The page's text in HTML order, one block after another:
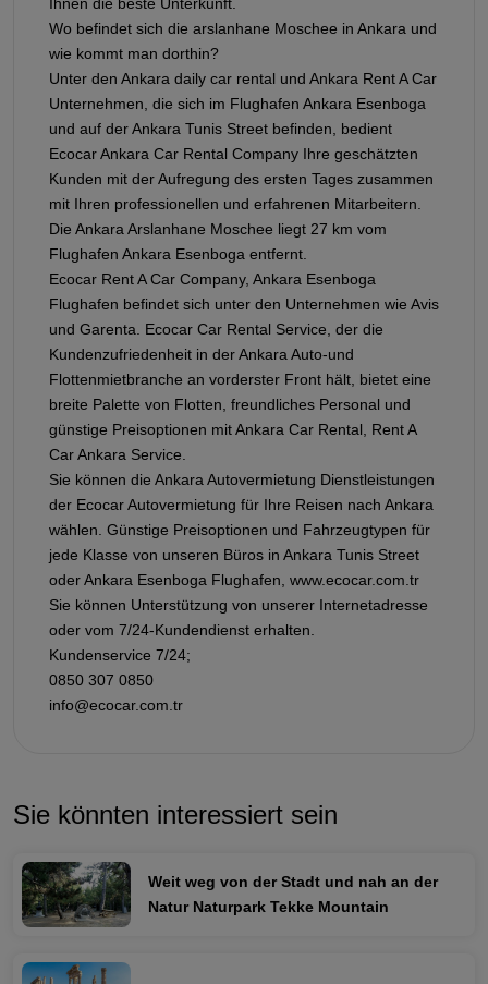
Wo befindet sich die arslanhane Moschee in Ankara und
wie kommt man dorthin?
Unter den Ankara daily car rental und Ankara Rent A Car
Unternehmen, die sich im Flughafen Ankara Esenboga
und auf der Ankara Tunis Street befinden, bedient
Ecocar Ankara Car Rental Company Ihre geschätzten
Kunden mit der Aufregung des ersten Tages zusammen
mit Ihren professionellen und erfahrenen Mitarbeitern.
Die Ankara Arslanhane Moschee liegt 27 km vom
Flughafen Ankara Esenboga entfernt.
Ecocar Rent A Car Company, Ankara Esenboga
Flughafen befindet sich unter den Unternehmen wie Avis
und Garenta. Ecocar Car Rental Service, der die
Kundenzufriedenheit in der Ankara Auto-und
Flottenmietbranche an vorderster Front hält, bietet eine
breite Palette von Flotten, freundliches Personal und
günstige Preisoptionen mit Ankara Car Rental, Rent A
Car Ankara Service.
Sie können die Ankara Autovermietung Dienstleistungen
der Ecocar Autovermietung für Ihre Reisen nach Ankara
wählen. Günstige Preisoptionen und Fahrzeugtypen für
jede Klasse von unseren Büros in Ankara Tunis Street
oder Ankara Esenboga Flughafen, www.ecocar.com.tr
Sie können Unterstützung von unserer Internetadresse
oder vom 7/24-Kundendienst erhalten.
Kundenservice 7/24;
0850 307 0850
info@ecocar.com.tr
Sie könnten interessiert sein
Weit weg von der Stadt und nah an der
Natur Naturpark Tekke Mountain